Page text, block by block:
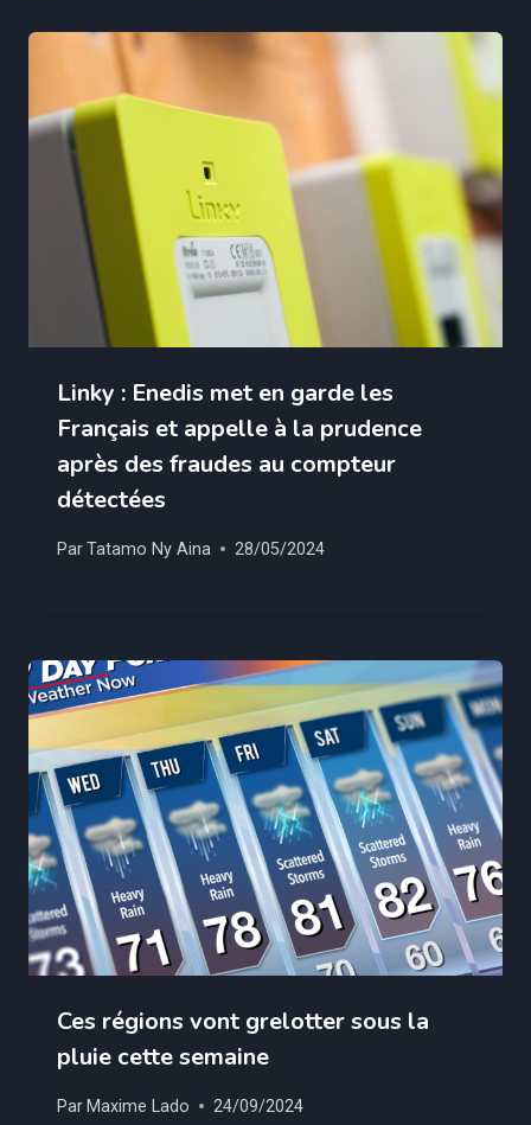
Linky : Enedis met en garde les
Français et appelle à la prudence
après des fraudes au compteur
détectées
ParTatamo Ny Aina 28/05/2024
Ces régions vont grelotter sous la
pluie cette semaine
Par Maxime Lado 24/09/2024